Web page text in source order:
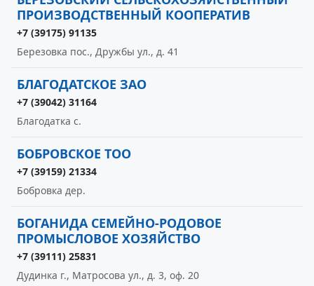
ПРОИЗВОДСТВЕННЫЙ КООПЕРАТИВ
+7 (39175) 91135
Березовка пос., Дружбы ул., д. 41
БЛАГОДАТСКОЕ ЗАО
+7 (39042) 31164
Благодатка с.
БОБРОВСКОЕ ТОО
+7 (39159) 21334
Бобровка дер.
БОГАНИДА СЕМЕЙНО-РОДОВОЕ
ПРОМЫСЛОВОЕ ХОЗЯЙСТВО
+7 (39111) 25831
Дудинка г., Матросова ул., д. 3, оф. 20